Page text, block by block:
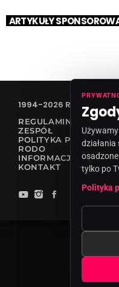
ARTYKUŁY
1994-2026 RADIO
REGULAMIN
ZESPÓŁ
POLITYKA
RODO
INFORMACJA O
KONTAKT
tylko po
Polityka